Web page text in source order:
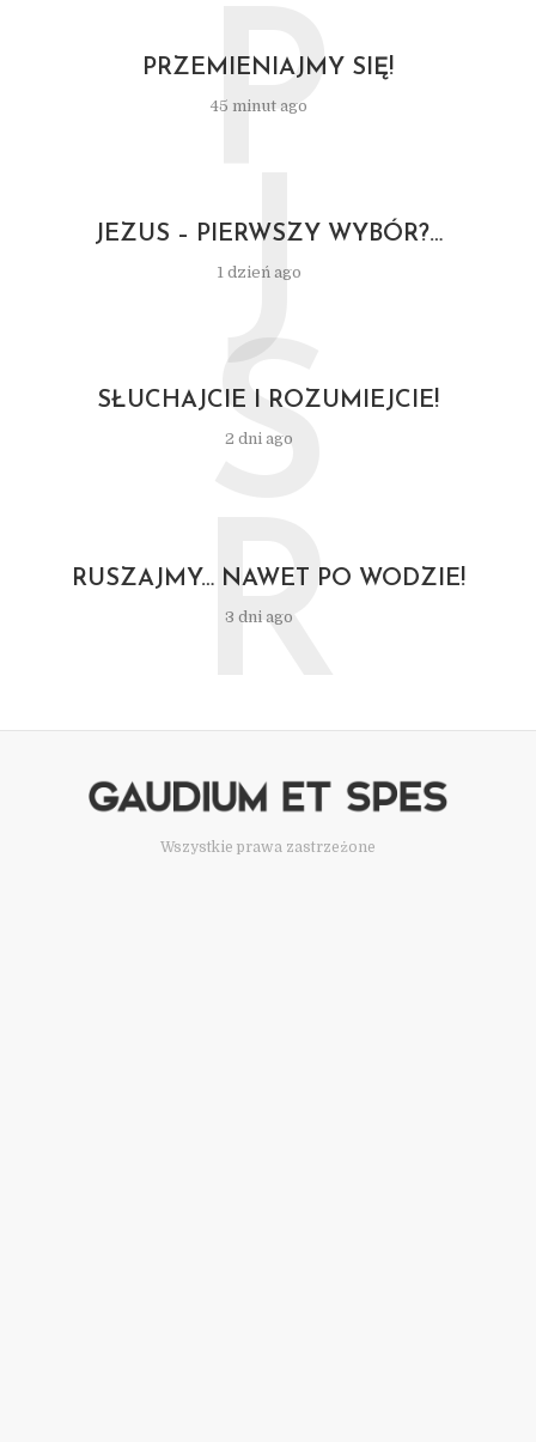
PRZEMIENIAJMY SIĘ!
45 minut ago
P
JEZUS – PIERWSZY WYBÓR?…
1 dzień ago
J
SŁUCHAJCIE I ROZUMIEJCIE!
2 dni ago
S
RUSZAJMY… NAWET PO WODZIE!
3 dni ago
R
Wszystkie prawa zastrzeżone